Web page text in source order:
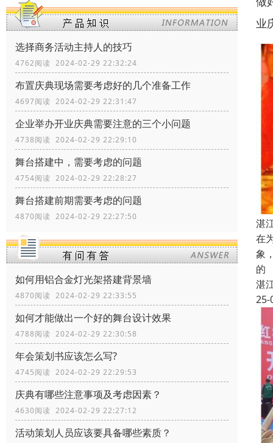
选择商务活动主持人的技巧
4762阅读 2024-02-29 22:32:24
布置庆典现场需要考虑好的几个准备工作
4697阅读 2024-02-29 22:31:47
企业举办开业庆典需要注意的三个小问题
4738阅读 2024-02-29 22:29:10
舞台搭建中，需要考虑的问题
4754阅读 2024-02-29 22:28:27
舞台搭建前期需要考虑的问题
4870阅读 2024-02-29 22:27:50
如何用铝合金灯光架搭建背景墙
4870阅读 2024-02-29 22:33:55
如何才能做出一个好的舞台设计效果
4788阅读 2024-02-29 22:30:58
年会策划书应该怎么写?
4745阅读 2024-02-29 22:29:53
庆典有哪些注意事项及考虑因素？
4630阅读 2024-02-29 22:27:12
活动策划人员应该要具备哪些素质？
业
湛
在
象
的
湛
25-